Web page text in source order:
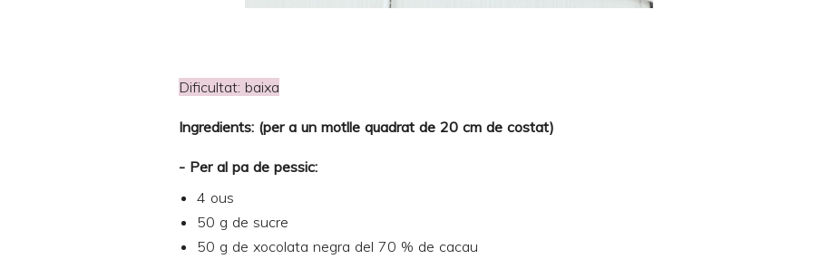
Dificultat: baixa
Ingredients: (per a un motlle quadrat de 20 cm de costat)
- Per al pa de pessic:
4 ous
50 g de sucre
50 g de xocolata negra del 70 % de cacau